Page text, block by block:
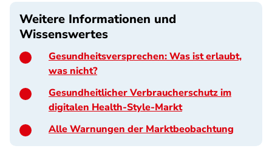
Weitere Informationen und
Wissenswertes
Gesundheitsversprechen: Was ist erlaubt,
was nicht?
Gesundheitlicher Verbraucherschutz im
digitalen Health-Style-Markt
Alle Warnungen der Marktbeobachtung